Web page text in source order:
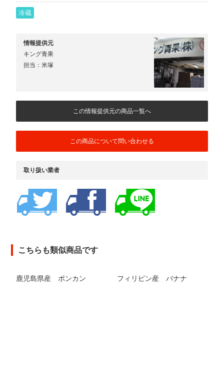
冷蔵
情報提供元
キング青果
担当：米塚
この情報提供元の商品一覧へ
この商品について問い合わせる
取り扱い業者
こちらも類似商品です
鹿児島県産 ポンカン フィリピン産 バナナ